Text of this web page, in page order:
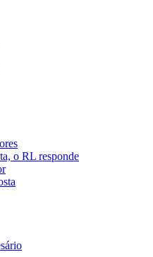
o RL responde